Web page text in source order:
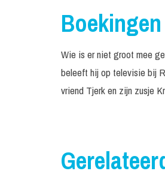
Wie is er niet groot mee
beleeft hij op televisie bij
vriend Tjerk en zijn zusje